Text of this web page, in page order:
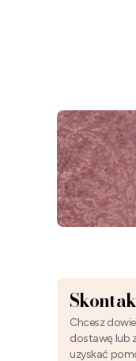
Chcesz
dostawę lub
uzyskać